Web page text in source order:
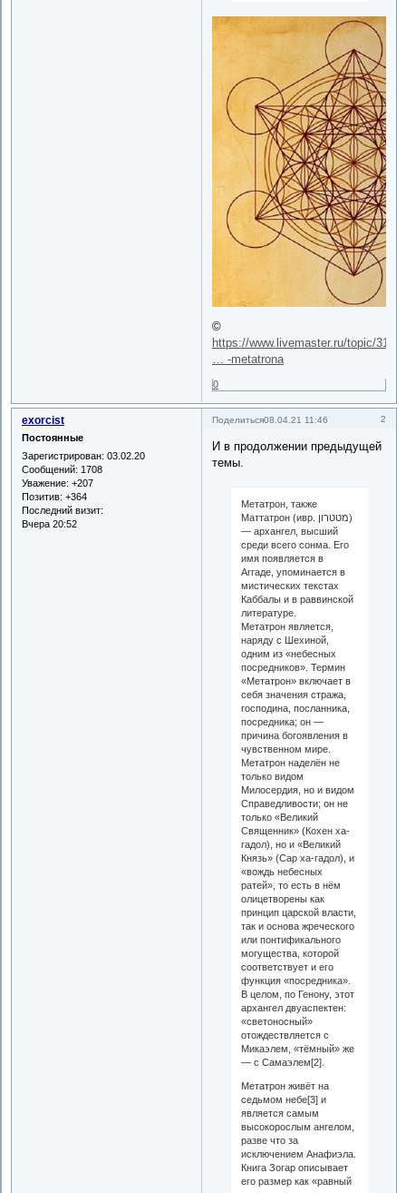
©
https://www.livemaster.ru/topic/
… -metatrona
0
Поделиться 2
08.04.21 11:46
exorcist
Постоянные
Зарегистрирован: 03.02.20
Сообщений: 1708
Уважение: +207
Позитив: +364
Последний визит:
Вчера 20:52
И в продолжении предыдущей
темы.
Метатрон, также
Маттатрон (ивр. ‏מטטרון‏‎)
— архангел, высший
среди всего сонма. Его
имя появляется в
Аггаде, упоминается в
мистических текстах
Каббалы и в раввинской
литературе.
Метатрон является,
наряду с Шехиной,
одним из «небесных
посредников». Термин
«Метатрон» включает в
себя значения стража,
господина, посланника,
посредника; он —
причина богоявления в
чувственном мире.
Метатрон наделён не
только видом
Милосердия, но и видом
Справедливости; он не
только «Великий
Священник» (Кохен ха-
гадол), но и «Великий
Князь» (Сар ха-гадол), и
«вождь небесных
ратей», то есть в нём
олицетворены как
принцип царской власти,
так и основа жреческого
или понтификального
могущества, которой
соответствует и его
функция «посредника».
В целом, по Генону, этот
архангел двуаспектен:
«светоносный»
отождествляется с
Микаэлем, «тёмный» же
— с Самаэлем[2].
Метатрон живёт на
седьмом небе[3] и
является самым
высокорослым ангелом,
разве что за
исключением Анафиэла.
Книга Зогар описывает
его размер как «равный